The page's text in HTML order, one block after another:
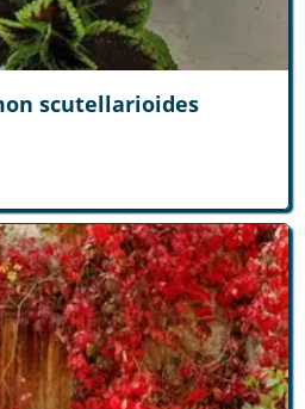
scutellarioides